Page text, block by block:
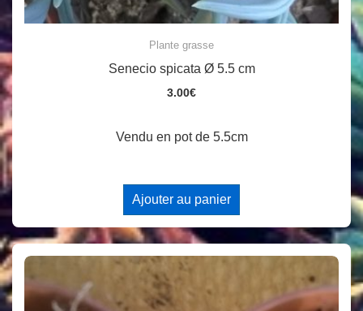
Plante grasse
Senecio spicata Ø 5.5 cm
3.00€
Vendu en pot de 5.5cm
Ajouter au panier